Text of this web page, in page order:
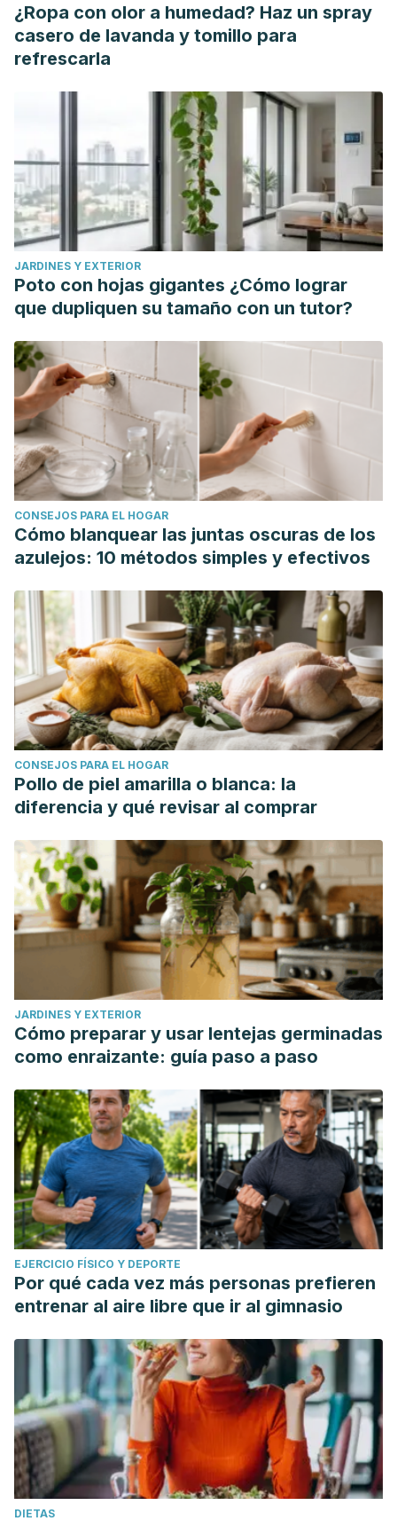
Childs, M. L., Lyberger, K., Harris, M., Burke, M., & Mordecai,
E. A. (2024). Climate warming is expanding dengue burden
https://www.medrxiv.org/content/10.1101/
Hudnall, M., Reed-Maldonado, A. B., & Lue, T. F. (2017).
Advances in the understanding of priapism.
Translational
andrology and urology
6(2), 199.
https://www.ncbi.nlm.nih.gov/pmc/articles/PMC5422696/
Ingram, A. R., Stillings, S. A., & Jenkins, L. C. (2020). An
update on non-ischemic priapism.Sexual Medicine
Reviews ,8 (1), 140-149.
https://academic.oup.com/smr/article-
Sawadogo, H., Kambou, H. W. M., Tougma, W. F., Zoundi, A.
M., Coulibaly, G., & Kaboré, F. A. (2024). Arterial priapism in
dengue: A case report and literature review.
Urology Case
Reports
, 102683.
https://www.ncbi.nlm.nih.gov/pmc/articles/PMC10884335/
¿Ropa con olor a humedad? Haz un spray
casero de lavanda y tomillo para
refrescarla
JARDINES Y EXTERIOR
Poto con hojas gigantes ¿Cómo lograr
que dupliquen su tamaño con un tutor?
CONSEJOS PARA EL HOGAR
Cómo blanquear las juntas oscuras de los
azulejos: 10 métodos simples y efectivos
CONSEJOS PARA EL HOGAR
Pollo de piel amarilla o blanca: la
diferencia y qué revisar al comprar
JARDINES Y EXTERIOR
Cómo preparar y usar lentejas germinadas
como enraizante: guía paso a paso
EJERCICIO FÍSICO Y DEPORTE
Por qué cada vez más personas prefieren
entrenar al aire libre que ir al gimnasio
DIETAS